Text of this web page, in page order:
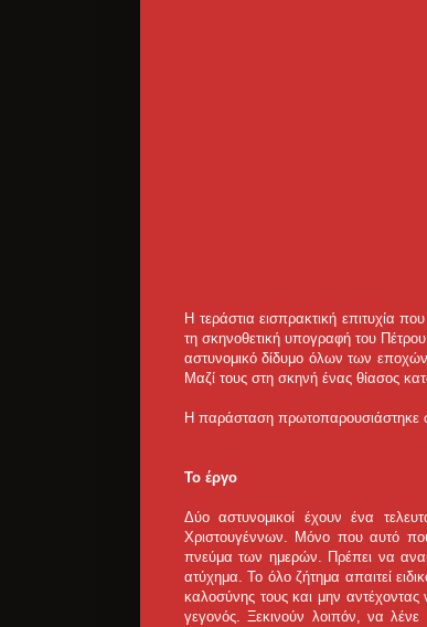
Η τεράστια εισπρακτική επιτυχία
τη σκηνοθετική υπογραφή του
αστυνομικό δίδυμο όλων των
Μαζί τους στη σκηνή ένας θίασος
Η παράσταση πρωτοπαρουσιάστηκε
Το έργο
Δύο αστυνομικοί έχουν ένα
Χριστουγέννων. Μόνο που αυτό
πνεύμα των ημερών. Πρέπει να
ατύχημα. Το όλο ζήτημα απαιτεί
καλοσύνης τους και μην
γεγονός. Ξεκινούν λοιπόν, να